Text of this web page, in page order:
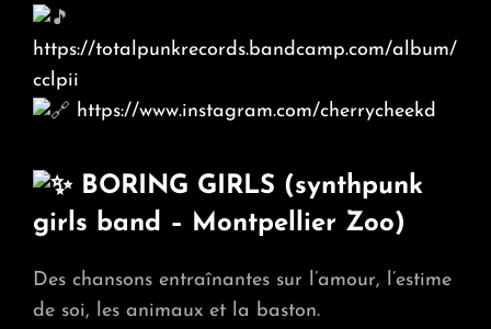
https://totalpunkrecords.bandcamp.com/album/
cclpii
https://www.instagram.com/cherrycheekd
BORING GIRLS (synthpunk
girls band – Montpellier Zoo)
Des chansons entraînantes sur l’amour, l’estime
de soi, les animaux et la baston.